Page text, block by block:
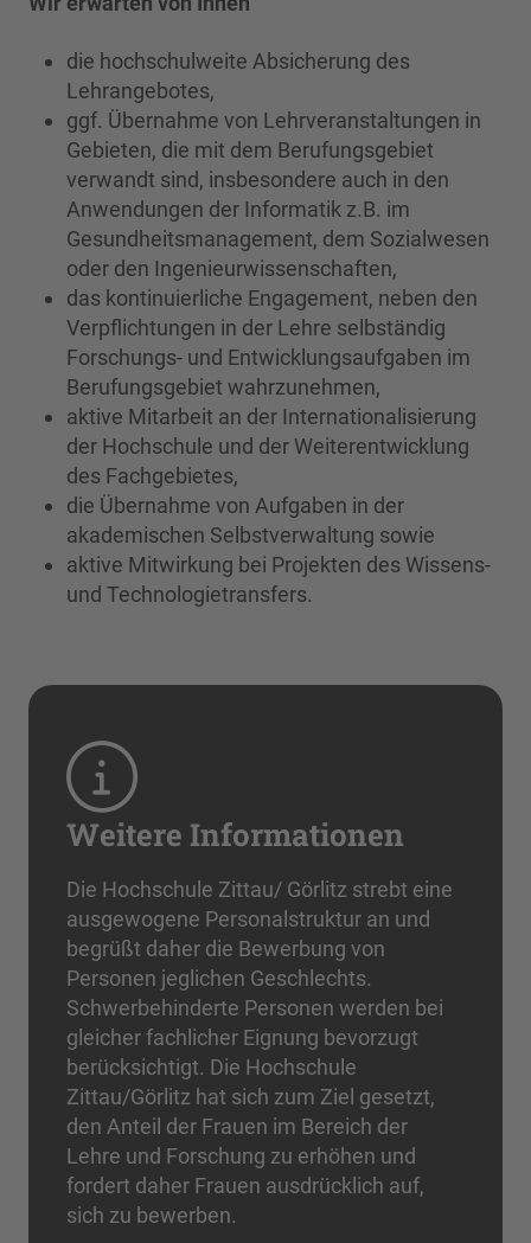
die hochschulweite Absicherung des
Lehrangebotes,
ggf. Übernahme von Lehrveranstaltungen in
Gebieten, die mit dem Berufungsgebiet
verwandt sind, insbesondere auch in den
Anwendungen der Informatik z.B. im
Gesundheitsmanagement, dem Sozialwesen
oder den Ingenieurwissenschaften,
das kontinuierliche Engagement, neben den
Verpflichtungen in der Lehre selbständig
Forschungs- und Entwicklungsaufgaben im
Berufungsgebiet wahrzunehmen,
aktive Mitarbeit an der Internationalisierung
der Hochschule und der Weiterentwicklung
des Fachgebietes,
die Übernahme von Aufgaben in der
akademischen Selbstverwaltung sowie
aktive Mitwirkung bei Projekten des Wissens-
und Technologietransfers.
Weitere Informationen
Die Hochschule Zittau/ Görlitz strebt eine
ausgewogene Personalstruktur an und
begrüßt daher die Bewerbung von
Personen jeglichen Geschlechts.
Schwerbehinderte Personen werden bei
gleicher fachlicher Eignung bevorzugt
berücksichtigt. Die Hochschule
Zittau/Görlitz hat sich zum Ziel gesetzt,
den Anteil der Frauen im Bereich der
Lehre und Forschung zu erhöhen und
fordert daher Frauen ausdrücklich auf,
sich zu bewerben.